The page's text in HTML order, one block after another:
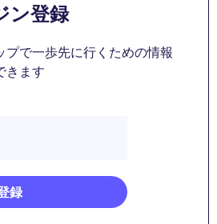
ン登録
プで一歩先に行くための情報
きます